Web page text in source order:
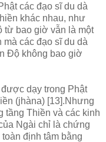
các đạo sĩ du dà
khác nhau, như
từ bao giờ vẫn là một
các đạo sĩ du dà
Ðộ không bao giờ
dạy trong Phật
(jhàna) [13].Nhưng
tầng Thiền và các kinh
Ngài chỉ là chứng
định tâm bằng